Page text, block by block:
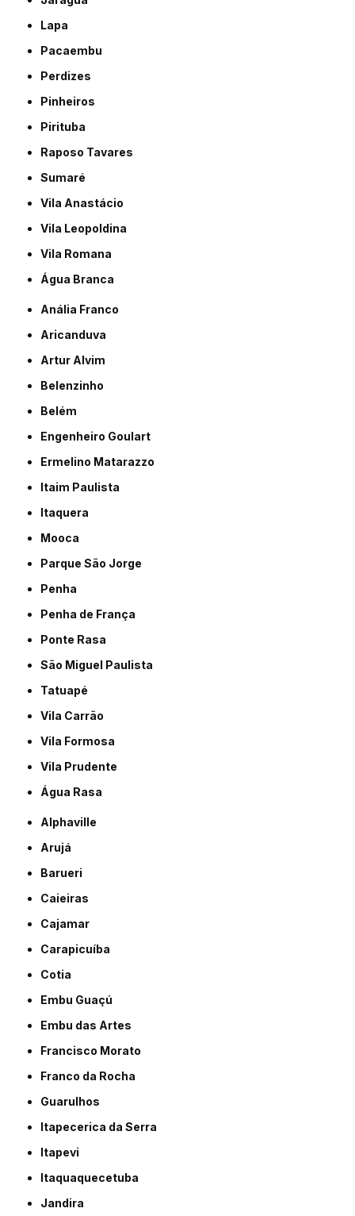
Lapa
Pacaembu
Perdizes
Pinheiros
Pirituba
Raposo Tavares
Sumaré
Vila Anastácio
Vila Leopoldina
Vila Romana
Água Branca
Anália Franco
Aricanduva
Artur Alvim
Belenzinho
Belém
Engenheiro Goulart
Ermelino Matarazzo
Itaim Paulista
Itaquera
Mooca
Parque São Jorge
Penha
Penha de França
Ponte Rasa
São Miguel Paulista
Tatuapé
Vila Carrão
Vila Formosa
Vila Prudente
Água Rasa
Alphaville
Arujá
Barueri
Caieiras
Cajamar
Carapicuíba
Cotia
Embu Guaçú
Embu das Artes
Francisco Morato
Franco da Rocha
Guarulhos
Itapecerica da Serra
Itapevi
Itaquaquecetuba
Jandira